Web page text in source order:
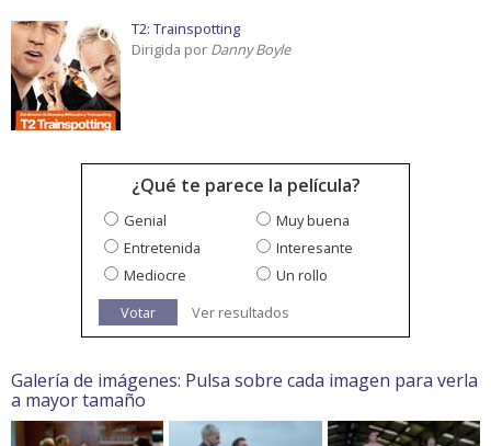
T2: Trainspotting
Dirigida por Danny Boyle
¿Qué te parece la película?
Genial
Muy buena
Entretenida
Interesante
Mediocre
Un rollo
Votar
Ver resultados
Galería de imágenes: Pulsa sobre cada imagen para verla
a mayor tamaño